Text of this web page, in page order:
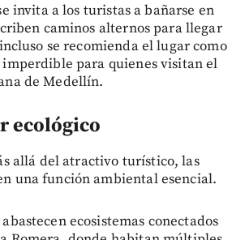
invita a los turistas a bañarse en
caminos alternos para llegar
se recomienda el lugar como
para quienes visitan el
de Medellín.
ecológico
allá del atractivo turístico, las
una función ambiental esencial.
ecosistemas conectados